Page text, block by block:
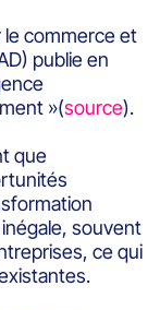
le commerce et
publie en
»(source).
que
souvent
ce qui